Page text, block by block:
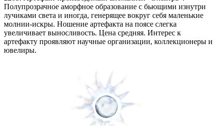
Полупрозрачное аморфное образование с бьющими изнутри
лучиками света и иногда, генерящее вокруг себя маленькие
молнии-искры. Ношение артефакта на поясе слегка
увеличивает выносливость. Цена средняя. Интерес к
артефакту проявляют научные организации, коллекционеры и
ювелиры.